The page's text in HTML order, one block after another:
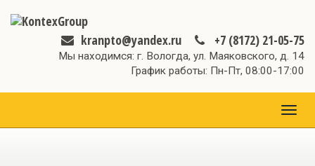
kranpto@yandex.ru +7 (8172) 21-05-75
Мы находимся: г. Вологда, ул. Маяковского, д. 14
График работы: Пн-Пт, 08:00-17:00